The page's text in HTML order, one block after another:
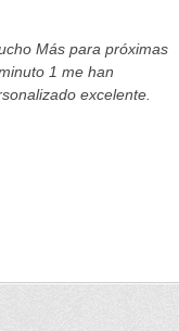
Más para próximas
1 me han
excelente.